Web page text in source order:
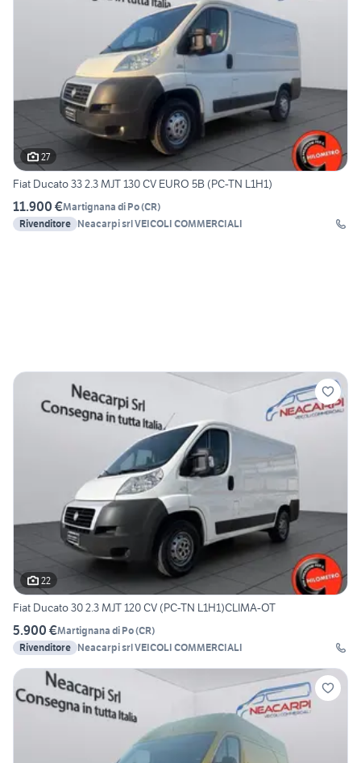
27
Fiat Ducato 33 2.3 MJT 130 CV EURO 5B (PC-TN L1H1)
11.900 €Martignana di Po(CR)
Rivenditore Neacarpi srl VEICOLI COMMERCIALI
22
Fiat Ducato 30 2.3 MJT 120 CV (PC-TN L1H1)CLIMA-OT
5.900 €Martignana di Po(CR)
Rivenditore Neacarpi srl VEICOLI COMMERCIALI